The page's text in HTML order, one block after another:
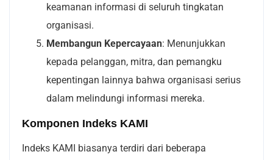
keamanan informasi di seluruh tingkatan
organisasi.
Membangun Kepercayaan: Menunjukkan
kepada pelanggan, mitra, dan pemangku
kepentingan lainnya bahwa organisasi serius
dalam melindungi informasi mereka.
Komponen Indeks KAMI
Indeks KAMI biasanya terdiri dari beberapa